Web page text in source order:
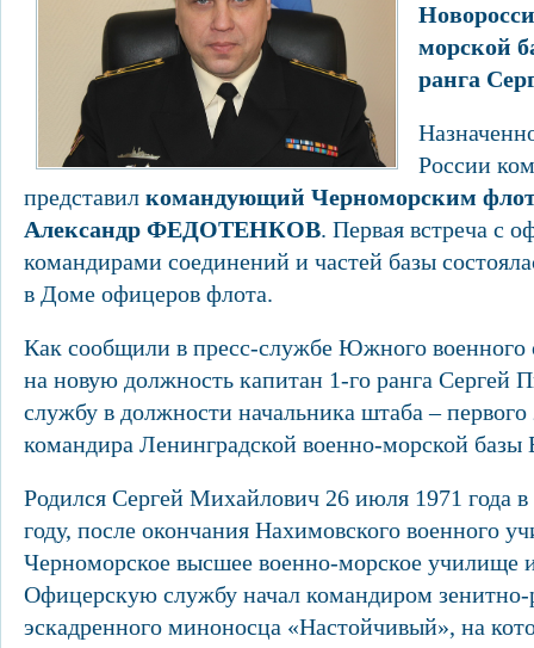
морской
ранга
России
представил командующий Черноморским
Александр ФЕДОТЕНКОВ. Первая встреча с
командирами соединений и частей базы
в Доме офицеров флота.
Как сообщили в пресс-службе Южного военного
на новую должность капитан 1-го ранга Сергей
службу в должности начальника штаба – первого
командира Ленинградской военно-морской базы
Родился Сергей Михайлович 26 июля 1971 года
году, после окончания Нахимовского военного
Черноморское высшее военно-морское
Офицерскую службу начал командиром зенитно-
эскадренного миноносца «Настойчивый», на